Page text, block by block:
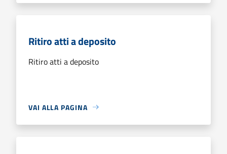
Ritiro atti a deposito
Ritiro atti a deposito
VAI ALLA PAGINA